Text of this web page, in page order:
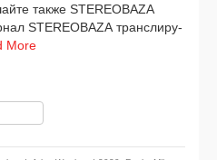
так­же STEREOBAZA
STEREOBAZA транс­ли­ру­
More